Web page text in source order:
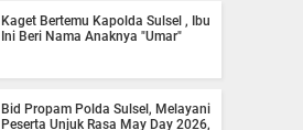
Kaget Bertemu Kapolda Sulsel , Ibu
Ini Beri Nama Anaknya "Umar"
Bid Propam Polda Sulsel, Melayani
Peserta Unjuk Rasa May Day 2026,